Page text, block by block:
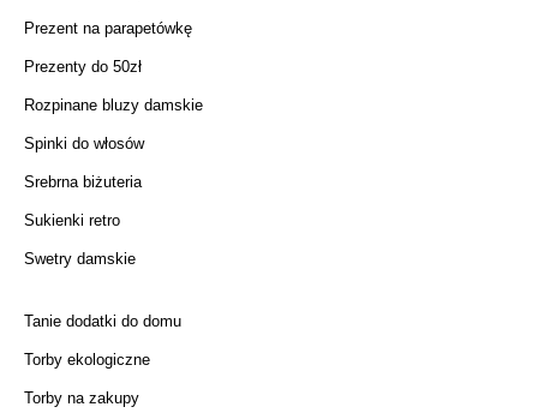
Prezent na parapetówkę
Prezenty do 50zł
Rozpinane bluzy damskie
Spinki do włosów
Srebrna biżuteria
Sukienki retro
Swetry damskie
Tanie dodatki do domu
Torby ekologiczne
Torby na zakupy